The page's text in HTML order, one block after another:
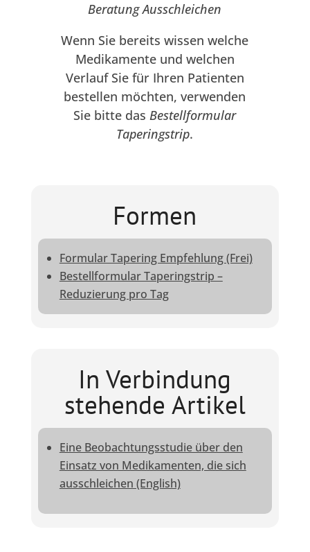
Beratung Ausschleichen
Wenn Sie bereits wissen welche
Medikamente und welchen
Verlauf Sie für Ihren Patienten
bestellen möchten, verwenden
Sie bitte dasBestellformular
Taperingstrip.
Formen
Formular Tapering Empfehlung (Frei)
Bestellformular Taperingstrip –
Reduzierung pro Tag
In Verbindung
stehende Artikel
Eine Beobachtungsstudie über den
Einsatz von Medikamenten, die sich
ausschleichen (English)